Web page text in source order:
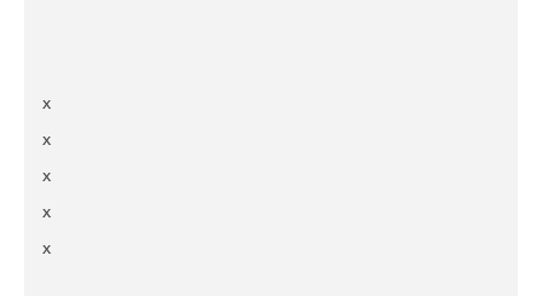
x
x
x
x
x